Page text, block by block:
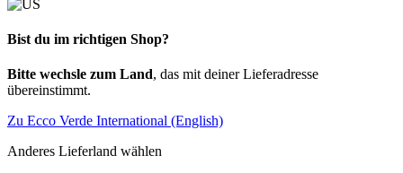
Bist du im richtigen Shop?
Bitte wechsle zum Land, das mit deiner Lieferadresse
übereinstimmt.
Zu Ecco Verde International (English)
Anderes Lieferland wählen